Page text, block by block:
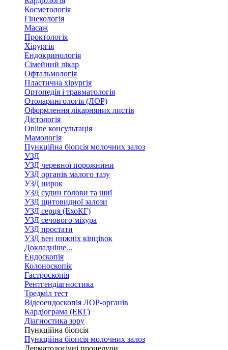
Косметологія
Гінекологія
Масаж
Проктологія
Хірургія
Ендокринологія
Сімейний лікар
Офтальмологія
Пластична хірургія
Ортопедія і травматологія
Отоларингологія (ЛОР)
Оформлення лікарняних листів
Дієтологія
Online консультація
Мамологія
Пункційна біопсія молочних залоз
УЗД
УЗД черевної порожнини
УЗД органів малого тазу
УЗД нирок
УЗД судин голови та шиї
УЗД щитовидної залози
УЗД серця (ЕхоКГ)
УЗД сечового міхура
УЗД простати
УЗД вен нижніх кінцівок
Докладніше...
Ендоскопія
Колоноскопія
Гастроскопія
Рентгендіагностика
Тредміл тест
Відеоендоскопія ЛОР-органів
Кардіограма (ЕКГ)
Діагностика зору
Пункційна біопсія
Пункційна біопсія молочних залоз
Дерматологічні процедури